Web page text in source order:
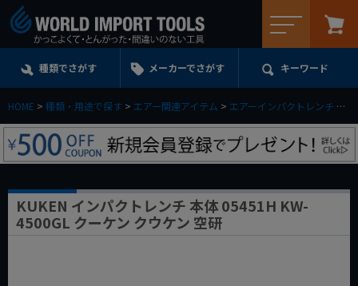
種類でさがす メーカーでさがす キーワード
HOME 種類・用途で探す エアー関連アイテム エアーインパクトレンチ
KUKEN インパクトレンチ 本体 05451H KW-
4500GL クーケン クウケン 空研